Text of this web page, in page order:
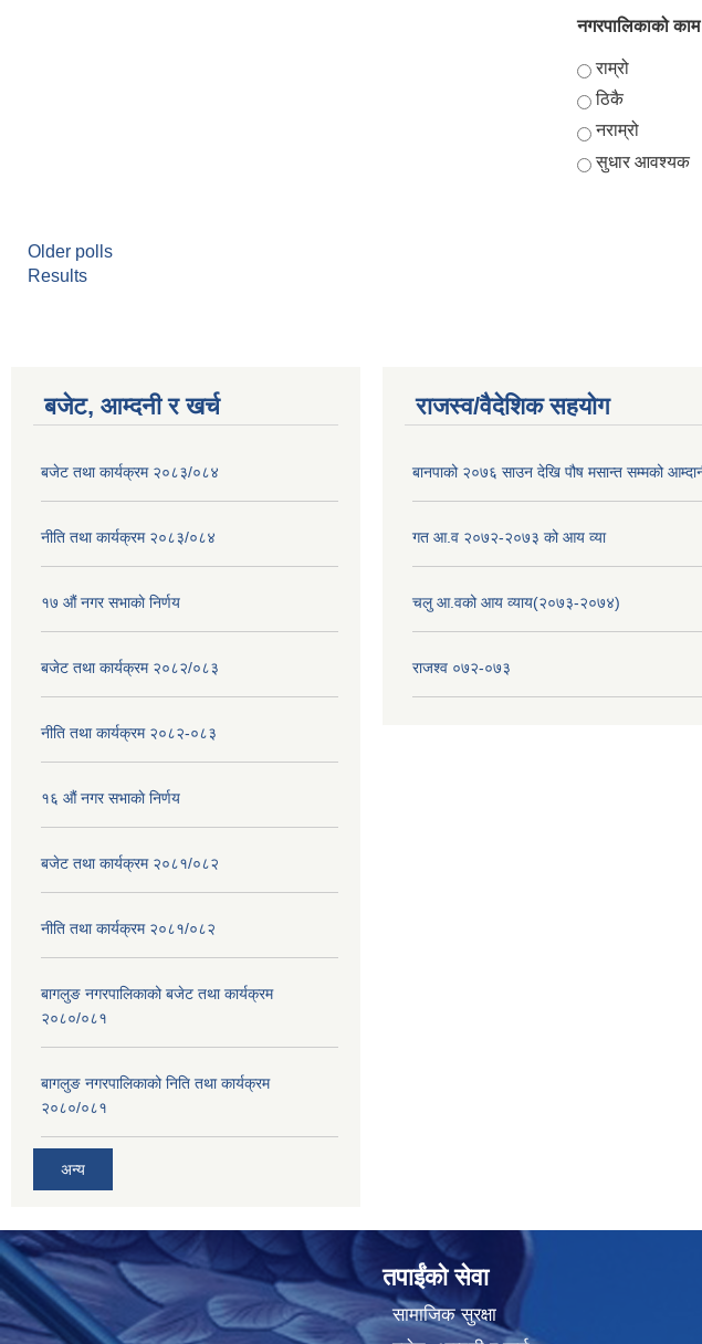
नगरपालिकाको
Choices
राम्रो
ठिकै
नराम्रो
सुधार आवश्यक
Older polls
Results
बजेट, आम्दनी र खर्च
बजेट तथा कार्यक्रम २०८३/०८४
नीति तथा कार्यक्रम २०८३/०८४
१७ ‌‍औं नगर सभाकाे निर्णय
बजेट तथा कार्यक्रम २०८२/०८३
नीति तथा कार्यक्रम २०८२-०८३
१६ ‌औं नगर सभाकाे निर्णय
बजेट तथा कार्यक्रम २०८१/०८२
नीति तथा कार्यक्रम २०८१/०८२
बागलुङ नगरपालिकाको बजेट तथा कार्यक्रम
२०८०/०८१
बागलुङ नगरपालिकाको निति तथा कार्यक्रम
२०८०/०८१
अन्य
राजस्व/वैदेशिक सहयोग
बानपाको २०७६ साउन देखि पौष मसान्त सम्मको
गत आ.व २०७२-२०७३ को आय व्या
चलु आ.वको आय व्याय(२०७३-२०७४)
राजश्व ०७२-०७३
तपाईंको सेवा
सामाजिक सुरक्षा